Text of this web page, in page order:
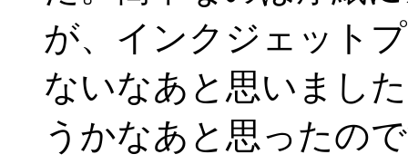
が、インクジェット
ないなあと思いまし
うかなあと思ったの